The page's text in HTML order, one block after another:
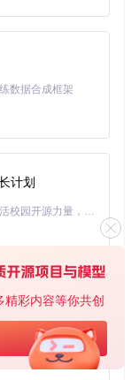
彩内容等你共创
设备中，结合Magi
不同用户空间的
现模块的自动化升
httpcanary-
逻辑"
数据合成框架
计划
「源启盛夏」暑期校园开发者成长计划旨在激活校园开源力量，通过积分激励、认证扶持、资源倾斜等形式，引导高校组织和开发者完成「入驻 — 建项目 — 做贡献 — 获认证 — 得资源」的完整闭环。无论你是想带领社团入驻平台的组织者，还是希望用代码贡献证明自己的开发者，都能在这里找到属于你的成长路径。
基于Python的Xiaozhi AI，适用于想要完整Xiaozhi体验而无需拥有专用硬件的用户。